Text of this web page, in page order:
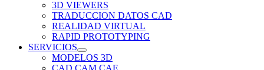
3D VIEWERS
TRADUCCION DATOS CAD
REALIDAD VIRTUAL
RAPID PROTOTYPING
SERVICIOS
MODELOS 3D
CAD CAM CAE